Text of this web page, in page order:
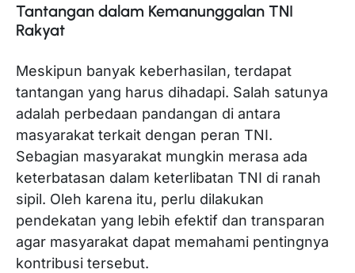
Tantangan dalam Kemanunggalan TNI
Rakyat
Meskipun banyak keberhasilan, terdapat
tantangan yang harus dihadapi. Salah satunya
adalah perbedaan pandangan di antara
masyarakat terkait dengan peran TNI.
Sebagian masyarakat mungkin merasa ada
keterbatasan dalam keterlibatan TNI di ranah
sipil. Oleh karena itu, perlu dilakukan
pendekatan yang lebih efektif dan transparan
agar masyarakat dapat memahami pentingnya
kontribusi tersebut.